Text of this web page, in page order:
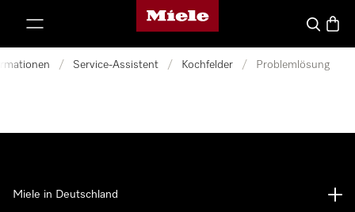
Miele-Homepage
Suche
/ Service-Assistent / Kochfelder / Problemlösung
Miele in Deutschland